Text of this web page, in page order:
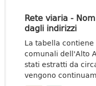
Rete viaria -
dagli indirizzi
La tabella
comunali dell'Alto
stati estratti da
vengono